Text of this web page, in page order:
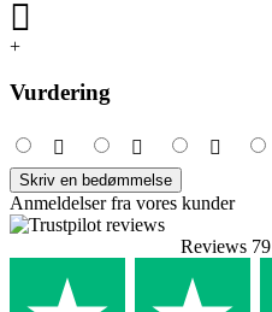
+
Vurdering
Skriv en bedømmelse
Anmeldelser fra vores kunder
Reviews 79